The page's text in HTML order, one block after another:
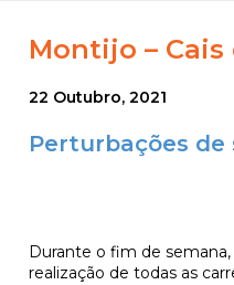
Montijo – Cais
22 Outubro, 2021
Perturbações de
Durante o fim de
realização de todas as